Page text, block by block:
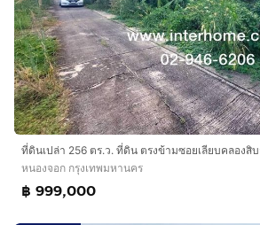
หนองจอก กรุงเทพมหานคร
฿ 999,000